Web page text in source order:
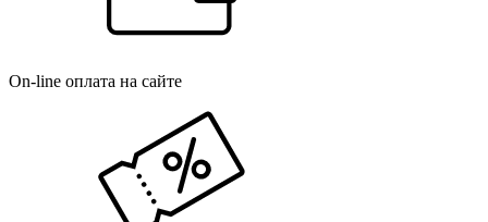
On-line оплата на сайте